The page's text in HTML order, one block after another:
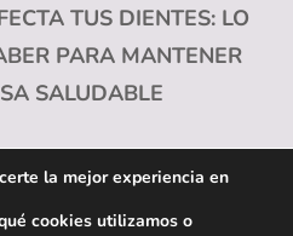
siguienteTUS DIENTES: LO
PARA MANTENER
SALUDABLE
la mejor experiencia en
cookies utilizamos o